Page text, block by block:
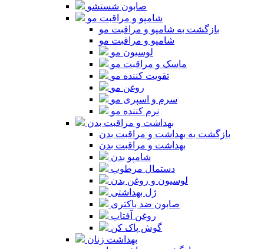
صابون شستشو
شامپو و مراقبت مو
بازگشت به شامپو و مراقبت مو
شامپو و مراقبت مو
لوسیون مو
ماسک و مراقبت مو
تقویت کننده مو
روغن مو
سرم و اسپری مو
نرم کننده مو
بهداشت و مراقبت بدن
بازگشت به بهداشت و مراقبت بدن
بهداشت و مراقبت بدن
شامپو بدن
دستمال مرطوب
لوسیون و روغن بدن
ژل بهداشتی
صابون ضد باکتری
روغن آفتاب
گوش پاک کن
بهداشت زنان